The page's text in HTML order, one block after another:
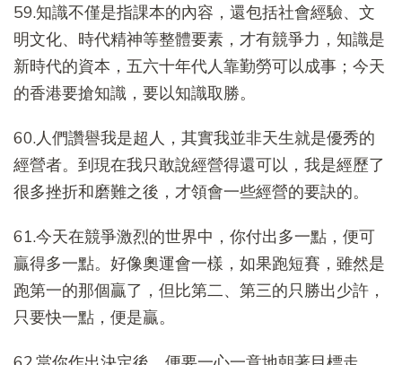
59.知識不僅是指課本的內容，還包括社會經驗、文
明文化、時代精神等整體要素，才有競爭力，知識是
新時代的資本，五六十年代人靠勤勞可以成事；今天
的香港要搶知識，要以知識取勝。
60.人們讚譽我是超人，其實我並非天生就是優秀的
經營者。到現在我只敢說經營得還可以，我是經歷了
很多挫折和磨難之後，才領會一些經營的要訣的。
61.今天在競爭激烈的世界中，你付出多一點，便可
贏得多一點。好像奧運會一樣，如果跑短賽，雖然是
跑第一的那個贏了，但比第二、第三的只勝出少許，
只要快一點，便是贏。